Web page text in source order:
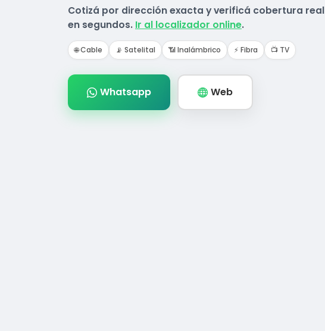
Cotizá por dirección exacta y verificá cobertura real
en segundos. Ir al localizador online.
🌐 Cable 📡 Satelital 📶 Inalámbrico ⚡ Fibra 📺 TV
Whatsapp Web